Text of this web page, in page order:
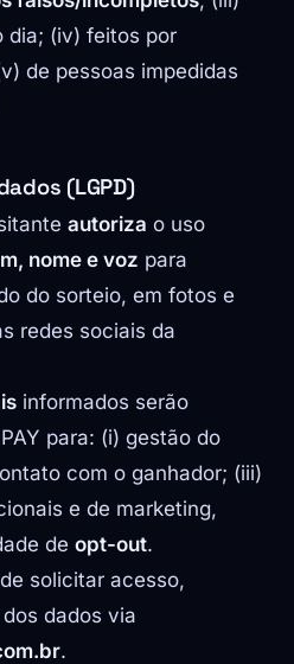
dia; (iv) feitos por
de pessoas impedidas
(LGPD)
autoriza o uso
nome e voz para
do sorteio, em fotos e
redes sociais da
informados serão
para: (i) gestão do
com o ganhador; (iii)
e de marketing,
de opt-out.
solicitar acesso,
dados via
.